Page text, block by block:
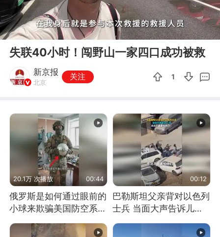
00:00 01:34
失联40小时！闯野山一家四口成功被救
新京报
北京
关注 1
20.1万 次播放 00:44
俄罗斯是如何通过眼前的
小球来欺骗美国防空系统
的
00:12
巴勒斯坦父亲背对以色列
士兵 当面大声告诉儿
子：永远不要害怕他们！